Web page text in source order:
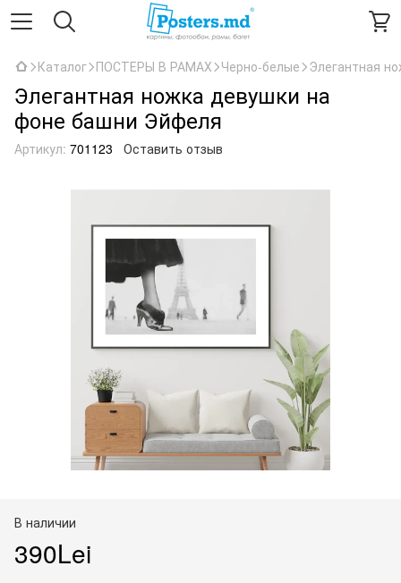
Каталог ПОСТЕРЫ В РАМАХ Черно-белые Элегантная
Элегантная ножка девушки на
фоне башни Эйфеля
Артикул: 701123 Оставить отзыв
В наличии
390Lei